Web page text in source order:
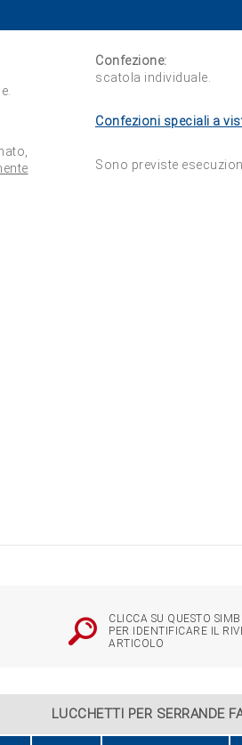
Confezione:
scatola individuale.
Confezioni speciali a
Sono previste
CLICCA SU QUESTO
PER IDENTIFICARE IL
ARTICOLO
LUCCHETTI PER SERRANDE